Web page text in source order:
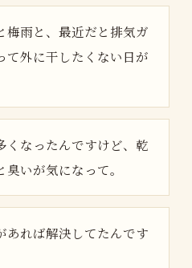
梅雨と、最近だと排気ガ
て外に干したくない日が
くなったんですけど、乾
臭いが気になって。
あれば解決してたんです